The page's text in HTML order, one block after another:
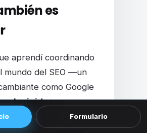
es
aprendí coordinando
mundo del SEO —un
como Google
la rigidez es
eficiencia
. Un buen
Formulario